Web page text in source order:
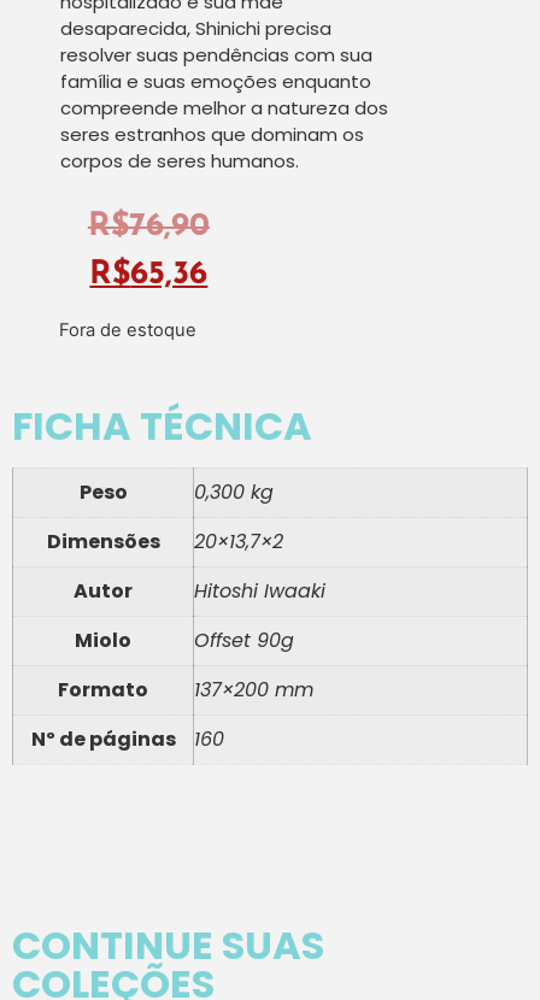
desaparecida, Shinichi precisa
resolver suas pendências com sua
família e suas emoções enquanto
compreende melhor a natureza dos
seres estranhos que dominam os
corpos de seres humanos.
R$76,90
R$65,36
Fora de estoque
FICHA TÉCNICA
Peso
0,300 kg
Dimensões
20×13,7×2
Autor
Hitoshi Iwaaki
Miolo
Offset 90g
Formato
137×200 mm
Nº de páginas
160
CONTINUE SUAS
COLEÇÕES